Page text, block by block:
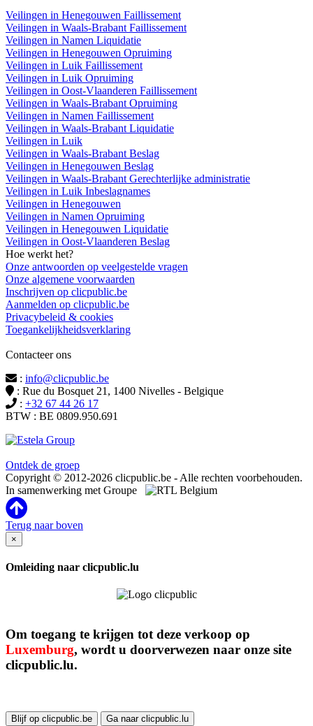
Veilingen in Henegouwen Faillissement
Veilingen in Waals-Brabant Faillissement
Veilingen in Namen Liquidatie
Veilingen in Henegouwen Opruiming
Veilingen in Luik Faillissement
Veilingen in Luik Opruiming
Veilingen in Oost-Vlaanderen Faillissement
Veilingen in Waals-Brabant Opruiming
Veilingen in Namen Faillissement
Veilingen in Waals-Brabant Liquidatie
Veilingen in Luik
Veilingen in Waals-Brabant Beslag
Veilingen in Henegouwen Beslag
Veilingen in Waals-Brabant Gerechterlijke administratie
Veilingen in Luik Inbeslagnames
Veilingen in Henegouwen
Veilingen in Namen Opruiming
Veilingen in Henegouwen Liquidatie
Veilingen in Oost-Vlaanderen Beslag
Hoe werkt het?
Onze antwoorden op veelgestelde vragen
Onze algemene voorwaarden
Inschrijven op clicpublic.be
Aanmelden op clicpublic.be
Privacybeleid & cookies
Toegankelijkheidsverklaring
Contacteer ons
: info@clicpublic.be
: Rue du Bosquet 21, 1400 Nivelles - Belgique
: +32 67 44 26 17
BTW : BE 0809.950.691
Ontdek de groep
Copyright © 2012-2026 clicpublic.be - Alle rechten voorbehouden.
In samenwerking met Groupe
Terug naar boven
×
Omleiding naar clicpublic.lu
Om toegang te krijgen tot deze verkoop op
Luxemburg, wordt u doorverwezen naar onze site
clicpublic.lu.
Blijf op clicpublic.be Ga naar clicpublic.lu